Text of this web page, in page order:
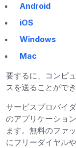
Android
iOS
Windows
Mac
要するに、コンピ
スを送ることができ
サービスプロバイ
のアプリケーショ
ます。無料のファ
にフリーダイヤル